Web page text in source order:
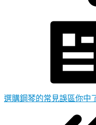
選購鋼琴的常見誤區你中